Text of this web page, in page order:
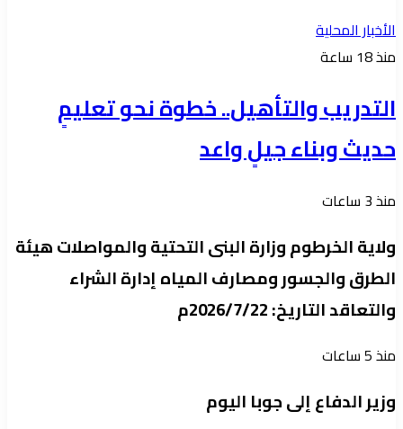
الأخبار المحلية
منذ 18 ساعة
التدريب والتأهيل.. خطوة نحو تعليمٍ
حديث وبناء جيلٍ واعد
منذ 3 ساعات
ولاية الخرطوم وزارة البنى التحتية والمواصلات هيئة
الطرق والجسور ومصارف المياه إدارة الشراء
والتعاقد التاريخ: 2026/7/22م
منذ 5 ساعات
وزير الدفاع إلى جوبا اليوم